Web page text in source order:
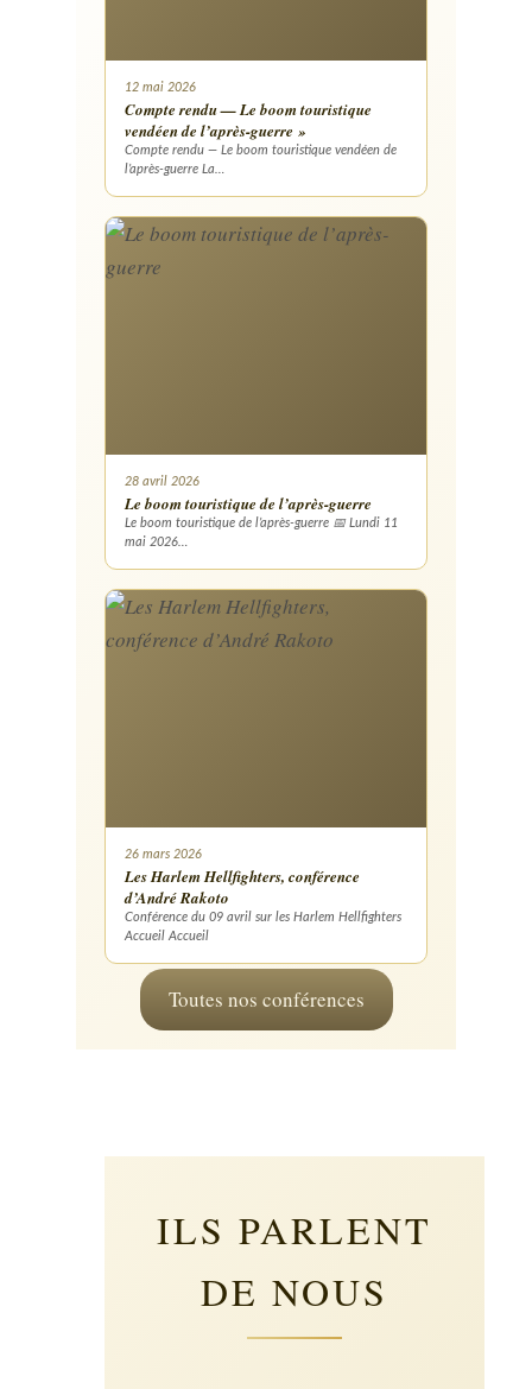
12 mai 2026
Compte rendu — Le boom touristique
vendéen de l’après-guerre »
Compte rendu — Le boom touristique vendéen de
l’après-guerre La…
28 avril 2026
Le boom touristique de l’après-guerre
Le boom touristique de l’après-guerre 📅 Lundi 11
mai 2026…
26 mars 2026
Les Harlem Hellfighters, conférence
d’André Rakoto
Conférence du 09 avril sur les Harlem Hellfighters
Accueil Accueil
Toutes nos conférences
ILS PARLENT
DE NOUS